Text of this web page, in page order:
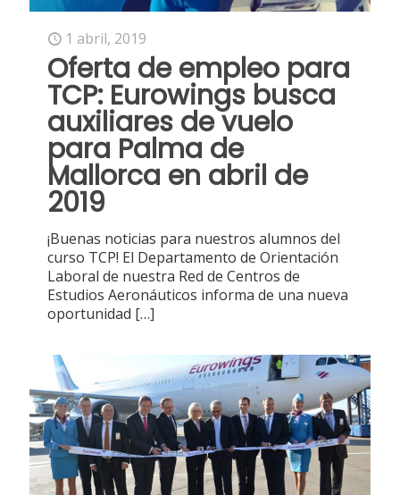
1 abril, 2019
Oferta de empleo para
TCP: Eurowings busca
auxiliares de vuelo
para Palma de
Mallorca en abril de
2019
¡Buenas noticias para nuestros alumnos del
curso TCP! El Departamento de Orientación
Laboral de nuestra Red de Centros de
Estudios Aeronáuticos informa de una nueva
oportunidad […]